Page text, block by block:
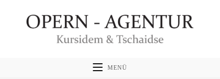
MENÜ